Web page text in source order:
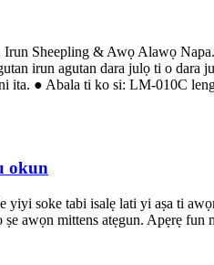
Sheepling & Awọ Alawọ
irun agutan dara julọ ti o
ita. ● Abala ti ko si: LM-010C
okun
soke tabi isalẹ lati yi aṣa ti
awọn mittens atẹgun. Apẹrẹ